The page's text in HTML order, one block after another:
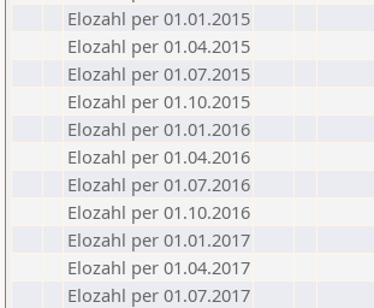
Elozahl per 01.01.2015
Elozahl per 01.04.2015
Elozahl per 01.07.2015
Elozahl per 01.10.2015
Elozahl per 01.01.2016
Elozahl per 01.04.2016
Elozahl per 01.07.2016
Elozahl per 01.10.2016
Elozahl per 01.01.2017
Elozahl per 01.04.2017
Elozahl per 01.07.2017